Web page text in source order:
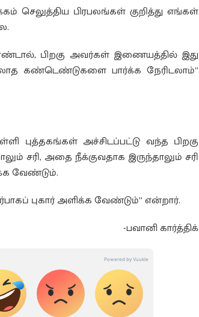
செலுத்திய பிரபலங்கள் குறித்து எங்கள்
பிறகு அவர்கள் இணையத்தில் இது
கண்டெண்டுகளை பார்க்க நேரிடலாம்”
புத்தகங்கள் அச்சிடப்பட்டு வந்த பிறகு
சரி, அதை நீக்குவதாக இருந்தாலும் சரி
வேண்டும்.
புகார் அளிக்க வேண்டும்” என்றார்.
-பவானி கார்த்திக்